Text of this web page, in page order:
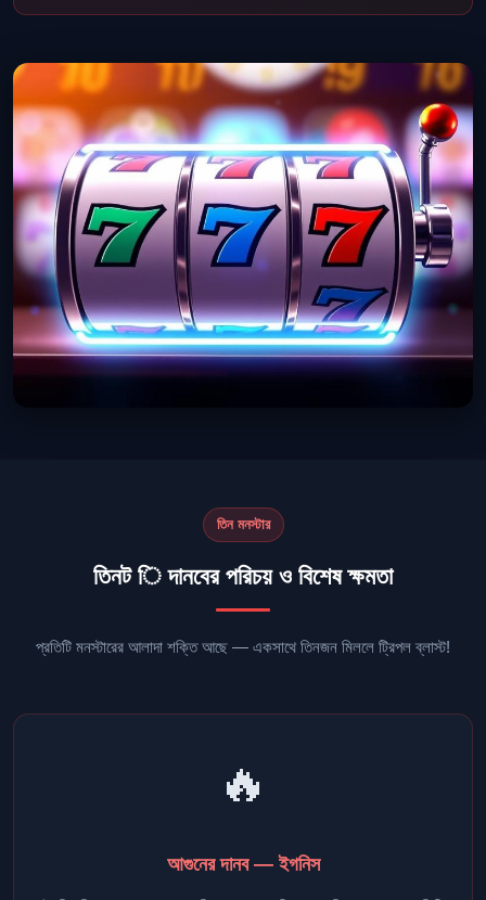
তিন মনস্টার
তিনট ি দানবের পরিচয় ও বিশেষ ক্ষমতা
প্রতিটি মনস্টারের আলাদা শক্তি আছে — একসাথে তিনজন মিললে ট্রিপল ব্লাস্ট!
🔥
আগুনের দানব — ইগনিস